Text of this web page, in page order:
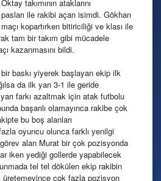
takımının ataklarını
ile rakibi açan isimdi. Gökhan
kopartırken bitiriciliği ve klası ile
tam bir takım gibi mücadele
kazanmasını bildi.
baskı yiyerek başlayan ekip ilk
da ilk yarı 3-1 ile geride
farkı azaltmak için atak futbolu
başarılı olamayınca rakibe çok
bu boş alanları
oyuncu olunca farklı yenilgi
alan Murat bir çok pozisyonda
iken yediği gollerde yapabilecek
tel tel dökülen ekip rakibin
üretemeyince çok fazla pozisyon